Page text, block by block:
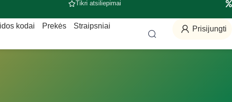
Tikri atsiliepimai
kodai Prekės Straipsniai Prisijungti